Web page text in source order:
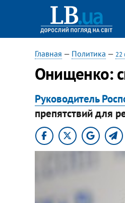
Главная — Политика — 22
​Онищенко:
Руководитель
препятствий для